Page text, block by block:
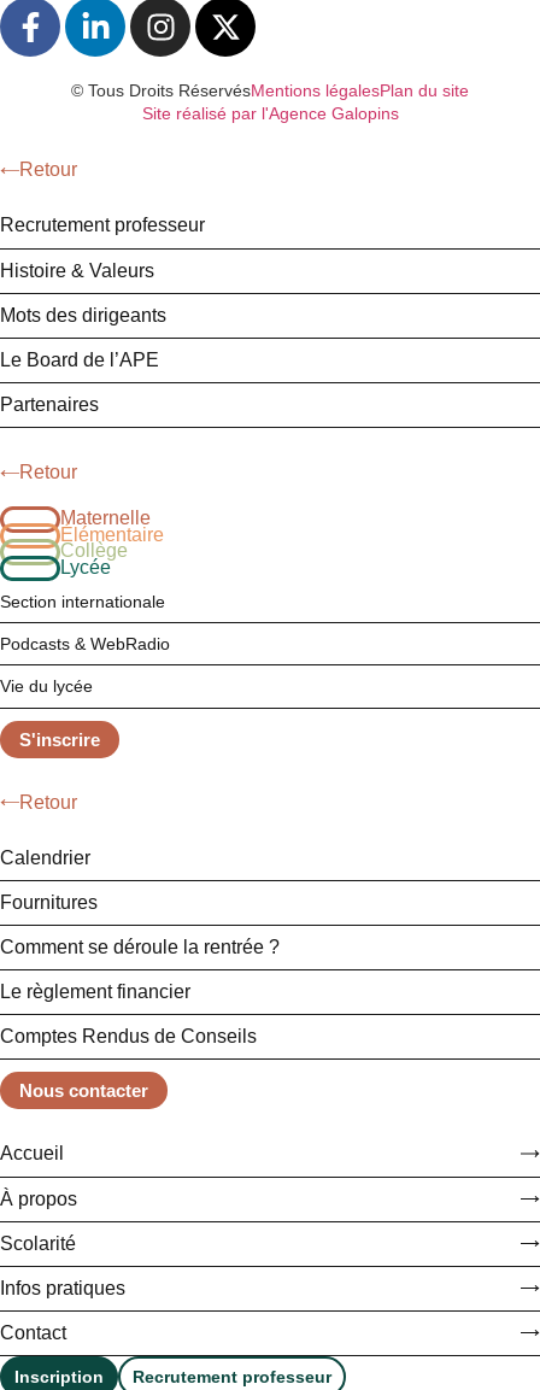
© Tous Droits RéservésMentions légalesPlan du site
Site réalisé par l'Agence Galopins
Retour
Recrutement professeur
Histoire & Valeurs
Mots des dirigeants
Le Board de l’APE
Partenaires
Retour
Maternelle
Élémentaire
Collège
Lycée
Section internationale
Podcasts & WebRadio
Vie du lycée
S'inscrire
Retour
Calendrier
Fournitures
Comment se déroule la rentrée ?
Le règlement financier
Comptes Rendus de Conseils
Nous contacter
Accueil
À propos
Scolarité
Infos pratiques
Contact
Inscription Recrutement professeur